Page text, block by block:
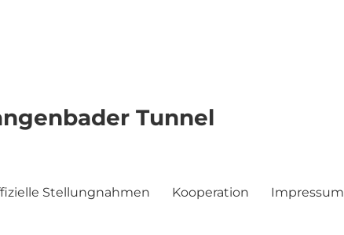
Tunnel
Stellungnahmen Kooperation Impressum